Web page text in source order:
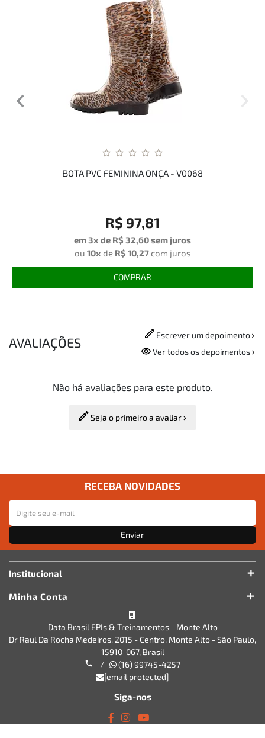
BOTA PVC FEMININA ONÇA - V0068
R$ 97,81
em 3x de R$ 32,60sem juros
ou 10x de R$ 10,27 com juros
COMPRAR
AVALIAÇÕES
Escrever um depoimento
Ver todos os depoimentos
Não há avaliações para este produto.
Seja o primeiro a avaliar
RECEBA NOVIDADES
Enviar
Institucional
Minha Conta
Data Brasil EPIs & Treinamentos - Monte Alto
Dr Raul Da Rocha Medeiros, 2015 - Centro, Monte Alto - São Paulo,
15910-067, Brasil
/
(16) 99745-4257
[email protected]
Siga-nos